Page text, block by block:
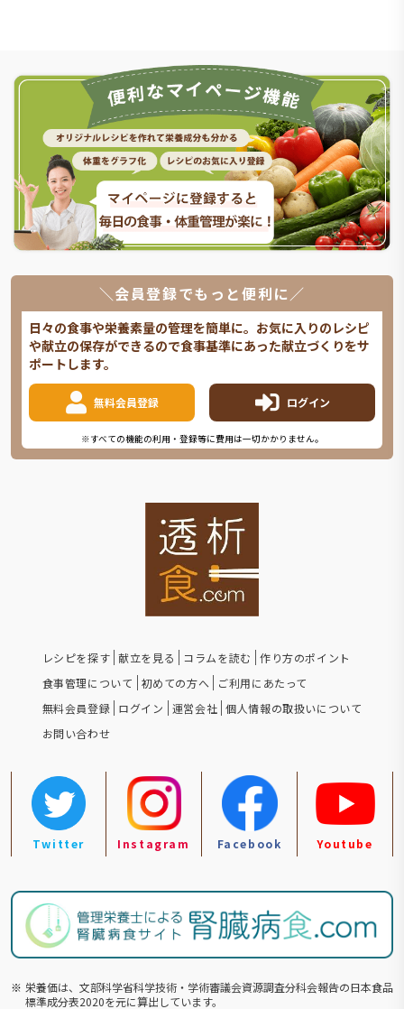
＼会員登録でもっと便利に／
日々の食事や栄養素量の管理を簡単に。お気に入りのレシピ
や献立の保存ができるので食事基準にあった献立づくりをサ
ポートします。
無料会員登録 ログイン
※すべての機能の利用・登録等に費用は一切かかりません。
レシピを探す 献立を見る コラムを読む
作り方のポイント
食事管理について
初めての方へ
ご利用にあたって
無料会員登録 ログイン 運営会社 個人情報の取扱いについて
お問い合わせ
Twitter Instagram Facebook Youtube
※ 栄養価は、文部科学省科学技術・学術審議会資源調査分科会報告の⽇本食品
標準成分表2020を元に算出しています。